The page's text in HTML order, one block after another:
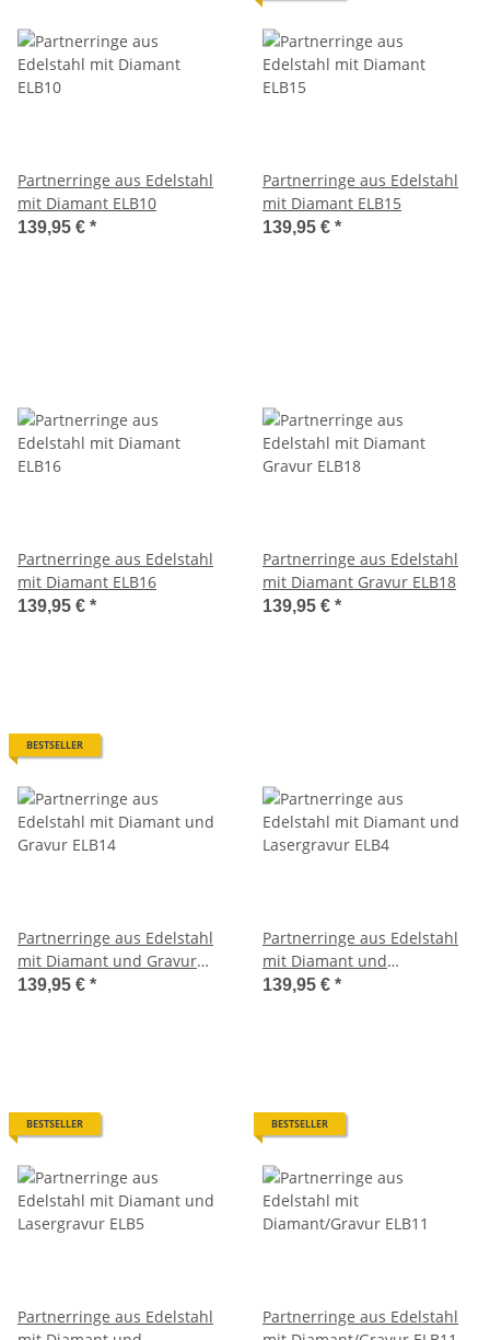
Partnerringe aus Edelstahl
mit Diamant ELB10
139,95 € *
Partnerringe aus Edelstahl
mit Diamant ELB15
139,95 € *
Partnerringe aus Edelstahl
mit Diamant ELB16
139,95 € *
Partnerringe aus Edelstahl
mit Diamant Gravur ELB18
139,95 € *
BESTSELLER
Partnerringe aus Edelstahl
mit Diamant und Gravur
ELB14
139,95 € *
Partnerringe aus Edelstahl
mit Diamant und
Lasergravur ELB4
139,95 € *
BESTSELLER
Partnerringe aus Edelstahl
BESTSELLER
Partnerringe aus Edelstahl